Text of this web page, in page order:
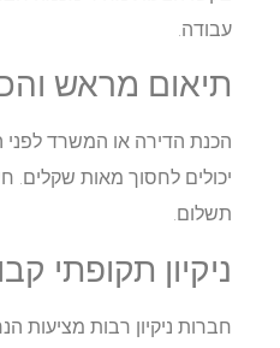
עבודה.
תיאום מראש
הכנת הדירה או המשרד לפני
יכולים לחסוך מאות שקלים.
תשלום.
ניקיון תקופתי